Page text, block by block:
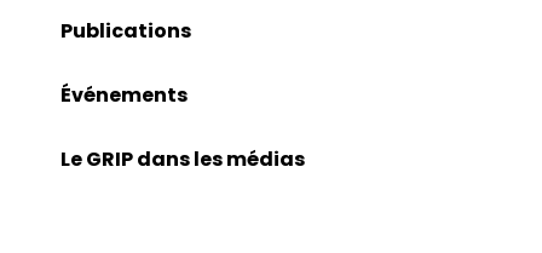
Publications
Événements
Le GRIP dans les médias